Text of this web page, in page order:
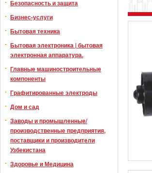
Безопасность и защита
Бизнес-услуги
Бытовая техника
Бытовая электроника | бытовая
электронная аппаратура.
Главные машиностроительные
компоненты
Графитированные электроды
Дом и сад
Заводы и промышленные/
производственные предприятия,
поставщики и производители
Узбекистана
Здоровье и Медицина